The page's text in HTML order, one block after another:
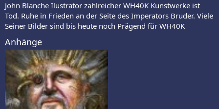
John Blanche Ilustrator zahlreicher WH40K Kunstwerke ist
Tod. Ruhe in Frieden an der Seite des Imperators Bruder. Viele
Seiner Bilder sind bis heute noch Prägend für WH40K
Anhänge